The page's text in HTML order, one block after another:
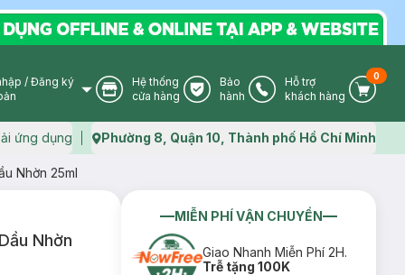
User Icon
/ Đăng ký
Store Icon
Hệ thống
cửa hàng
Warranty Icon
Bảo
hành
Phone Icon
Hỗ trợ
khách hàng
Cart
0
ứng dụng Map icon
Phường 8, Quận 10, Thành phố Hồ Chí Minh
Nhờn 25ml
Nhờn
MIỄN PHÍ VẬN CHUYỂN
Giao Nhanh Miễn Phí 2H.
Trễ tặng 100K